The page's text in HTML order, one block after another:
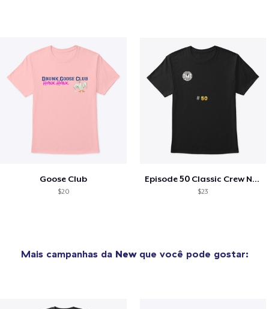
Goose Club
$20
Episode 50 Classic Crew Neck T-Shirt
$23
Mais campanhas da Newque você pode gostar: